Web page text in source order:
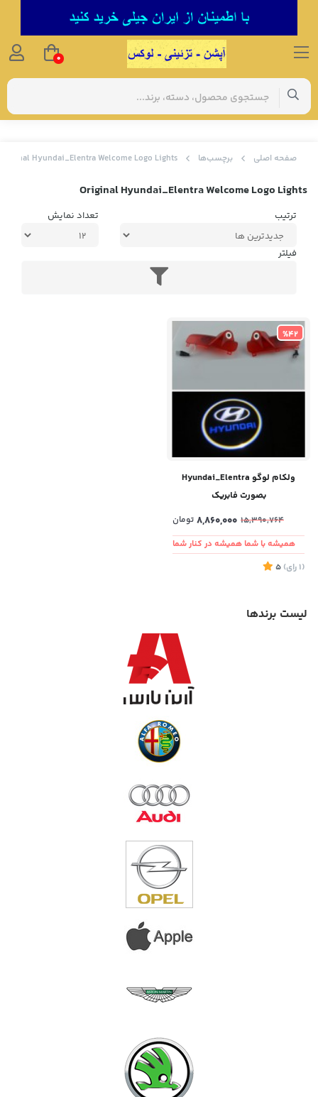
صفحه اصلی برچسب‌ها Original Hyundai_Elentra Welcome Logo Lights
Original Hyundai_Elentra Welcome Logo Lights
ترتیب تعداد نمایش
فیلتر
%42
ولکام لوگو Hyundai_Elentra
بصورت فابریک
15,390,764
8,860,000 تومان
همیشه با شما همیشه در کنار شما
(1 رای)
5
لیست برندها
0